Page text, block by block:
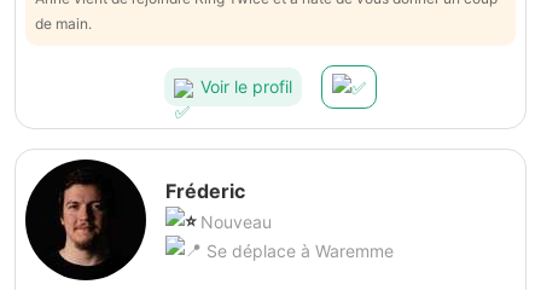
de main.
Voir le profil
Fréderic
Nouveau
Se déplace à Waremme